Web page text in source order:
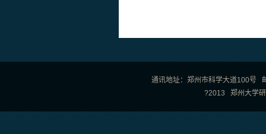
通讯地址：郑州市科学大道100
?2013 郑州大学